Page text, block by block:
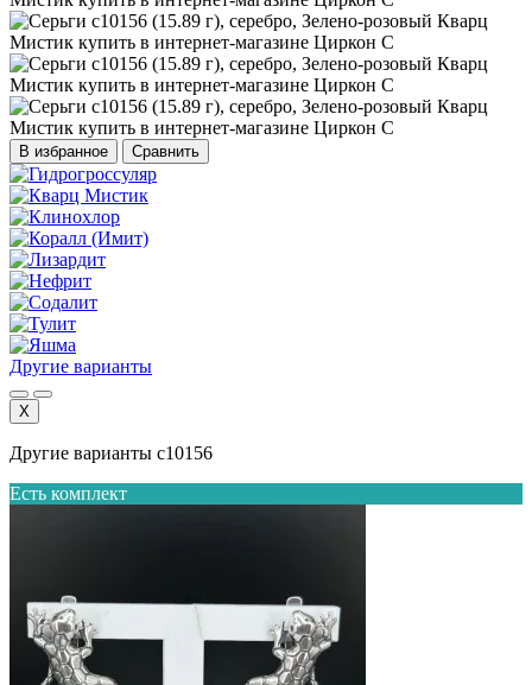
В избранное Сравнить
Другие варианты
X
Другие варианты с10156
Есть комплект